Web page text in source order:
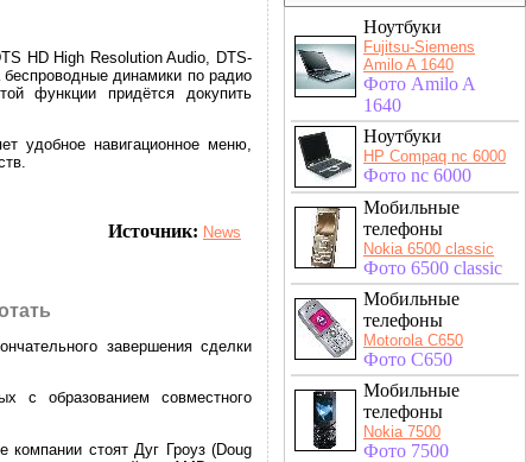
HD High Resolution Audio, DTS-
динамики по радио
функции придётся докупить
удобное навигационное меню,
Источник: News
завершения сделки
с образованием совместного
стоят Дуг Гроуз (Doug
Ноутбуки
Fujitsu-Siemens
Amilo A 1640
Фото Amilo A
1640
Ноутбуки
HP Compaq nc 6000
Фото nc 6000
Мобильные
телефоны
Nokia 6500 classic
Фото 6500 classic
Мобильные
телефоны
Motorola C650
Фото C650
Мобильные
телефоны
Nokia 7500
Фото 7500